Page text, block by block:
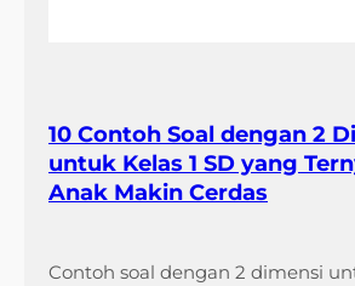
10 Contoh Soal dengan 2
untuk Kelas 1 SD yang
Anak Makin Cerdas
Contoh soal dengan 2 dimensi